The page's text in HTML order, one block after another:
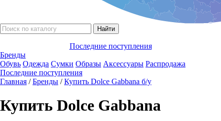
Последние поступления
Бренды
Обувь Одежда Сумки Образы Аксессуары Распродажа
Последние поступления
Главная /Бренды /Купить Dolce Gabbana б/у
Купить Dolce Gabbana